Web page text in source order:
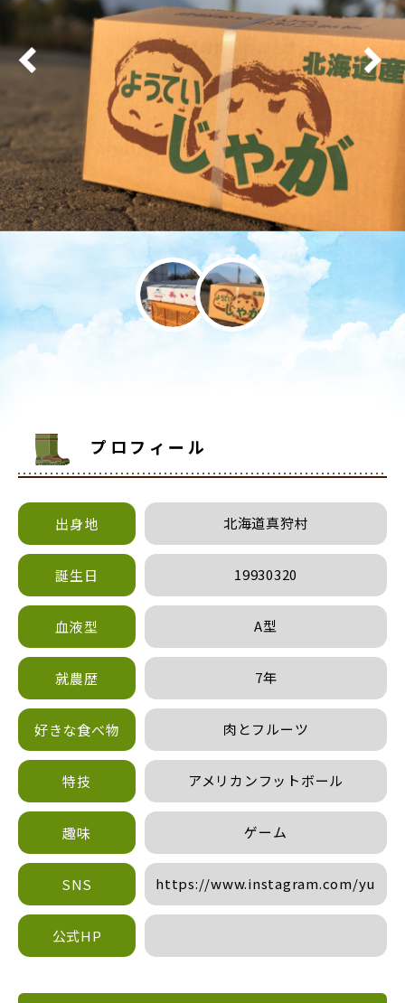
プロフィール
出身地 北海道真狩村
誕生日 19930320
血液型 A型
就農歴 7年
好きな食べ物 肉とフルーツ
特技 アメリカンフットボール
趣味 ゲーム
SNS https://www.instagram.com/
公式HP